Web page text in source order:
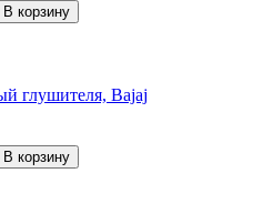
В корзину
глушителя, Bajaj
В корзину